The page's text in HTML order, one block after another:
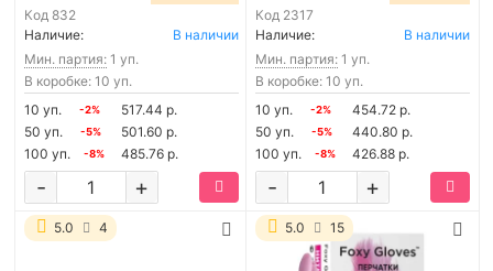
Код 832
Наличие:
В наличии
Мин. партия: 1 уп.
В коробке: 10 уп.
10 уп.
-2%
517.44 р.
50 уп.
-5%
501.60 р.
100 уп.
-8% 485.76 р.
+
-
Код 2317
Наличие:
В наличии
Мин. партия: 1 уп.
В коробке: 10 уп.
10 уп.
-2%
454.72 р.
50 уп.
-5%
440.80 р.
100 уп.
-8% 426.88 р.
+
-
5.0 4 5.0 15